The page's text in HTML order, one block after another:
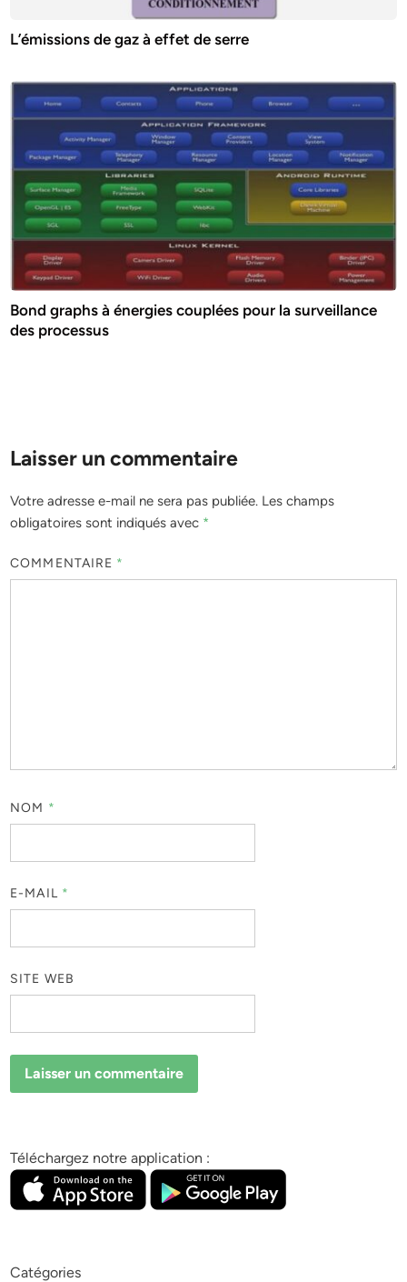
L’émissions de gaz à effet de serre
Bond graphs à énergies couplées pour la surveillance
des processus
Laisser un commentaire
Votre adresse e-mail ne sera pas publiée. Les champs
obligatoires sont indiqués avec *
COMMENTAIRE *
NOM *
E-MAIL *
SITE WEB
Téléchargez notre application :
Catégories